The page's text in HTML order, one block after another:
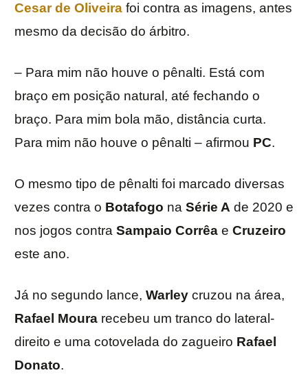
Cesar de Oliveira foi contra as imagens, antes
mesmo da decisão do árbitro.
– Para mim não houve o pênalti. Está com
braço em posição natural, até fechando o
braço. Para mim bola mão, distância curta.
Para mim não houve o pênalti – afirmou PC.
O mesmo tipo de pênalti foi marcado diversas
vezes contra o Botafogo na Série A de 2020 e
nos jogos contra Sampaio Corrêa e Cruzeiro
este ano.
Já no segundo lance, Warley cruzou na área,
Rafael Moura recebeu um tranco do lateral-
direito e uma cotovelada do zagueiro Rafael
Donato.